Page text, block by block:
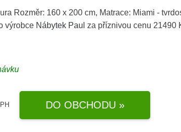
Rozměr: 160 x 200 cm, Matrace: Miami -
výrobce Nábytek Paul za příznivou cenu 21490
DO OBCHODU »